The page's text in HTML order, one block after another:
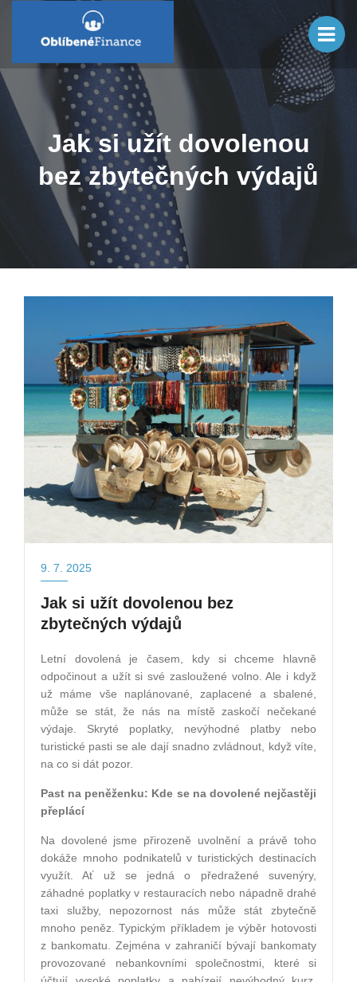
Jak si užít dovolenou
bez zbytečných výdajů
9. 7. 2025
Jak si užít dovolenou bez
zbytečných výdajů
Letní dovolená je časem, kdy si chceme hlavně
odpočinout a užít si své zasloužené volno. Ale i když
už máme vše naplánované, zaplacené a sbalené,
může se stát, že nás na místě zaskočí nečekané
výdaje. Skryté poplatky, nevýhodné platby nebo
turistické pasti se ale dají snadno zvládnout, když víte,
na co si dát pozor.
Past na peněženku: Kde se na dovolené nejčastěji
přeplácí
Na dovolené jsme přirozeně uvolnění a právě toho
dokáže mnoho podnikatelů v turistických destinacích
využít. Ať už se jedná o předražené suvenýry,
záhadné poplatky v restauracích nebo nápadně drahé
taxi služby, nepozornost nás může stát zbytečně
mnoho peněz. Typickým příkladem je výběr hotovosti
z bankomatu. Zejména v zahraničí bývají bankomaty
provozované nebankovními společnostmi, které si